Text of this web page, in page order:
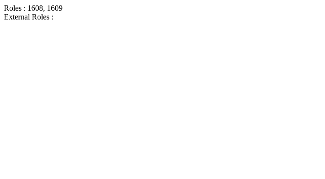
Roles : 1608, 1609
External Roles :